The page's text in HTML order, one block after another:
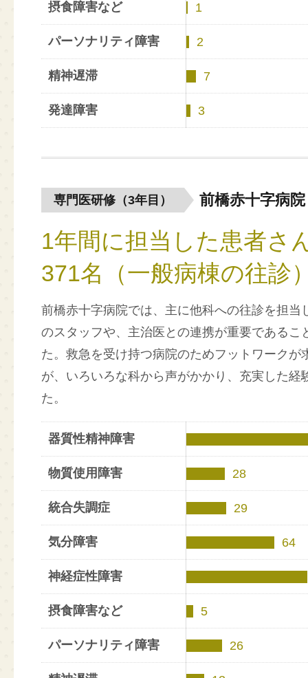
摂食障害など 1
パーソナリティ障害 2
精神遅滞 7
発達障害 3
専門医研修（3年目） 前橋赤十字病院
1年間に担当した患者さ
371名（一般病棟の往診
前橋赤十字病院では、主に他科への往診を担当
のスタッフや、主治医との連携が重要であるこ
た。救急を受け持つ病院のためフットワークが
が、いろいろな科から声がかかり、充実した経
た。
器質性精神障害
物質使用障害 28
統合失調症 29
気分障害 64
神経症性障害
摂食障害など 5
パーソナリティ障害 26